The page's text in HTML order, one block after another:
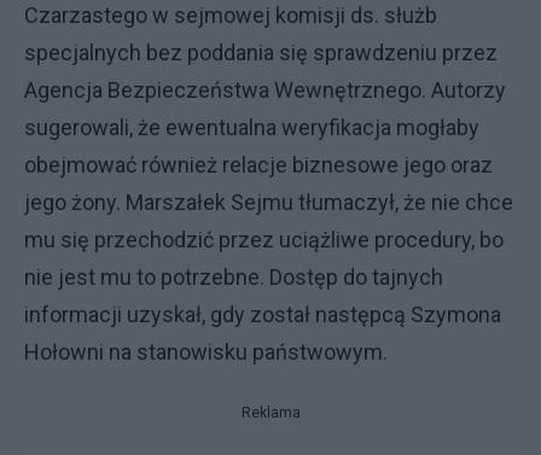
Czarzastego w sejmowej komisji ds. służb
specjalnych bez poddania się sprawdzeniu przez
Agencja Bezpieczeństwa Wewnętrznego. Autorzy
sugerowali, że ewentualna weryfikacja mogłaby
obejmować również relacje biznesowe jego oraz
jego żony. Marszałek Sejmu tłumaczył, że nie chce
mu się przechodzić przez uciążliwe procedury, bo
nie jest mu to potrzebne. Dostęp do tajnych
informacji uzyskał, gdy został następcą Szymona
Hołowni na stanowisku państwowym.
Reklama